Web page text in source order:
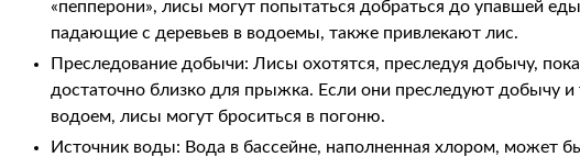
«пепперони», лисы могут попытаться добраться до упавшей
падающие с деревьев в водоемы, также привлекают лис.
Преследование добычи: Лисы охотятся, преследуя добычу,
достаточно близко для прыжка. Если они преследуют добычу и
водоем, лисы могут броситься в погоню.
Источник воды: Вода в бассейне, наполненная хлором, может